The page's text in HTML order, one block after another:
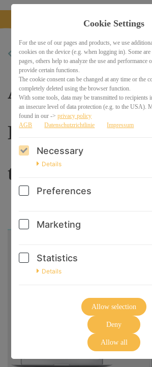
BACK
Ausbildung
trainerin
Cookie Settings
For the use of our pages and products, we use
cookies on the device (e.g. when logging in). Some
pages, others help to analyze the use and performance
provide certain functions.
The cookie consent can be changed at any time or the
completely deleted using the browser function.
With some tools, data may be transmitted to
an insecure level of data protection (e.g. to the USA).
found in our ->privacy policy
AGB
Datenschutzrichtlinie Impressum
Necessary
Details
Preferences
Marketing
Statistics
Details
Allow selection
Deny
Allow all